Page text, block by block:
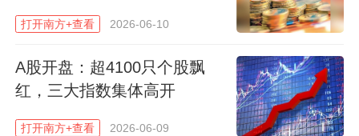
打开南方+查看 2026-06-10
A股开盘：超4100只个股飘
红，三大指数集体高开
打开南方+查看 2026-06-09